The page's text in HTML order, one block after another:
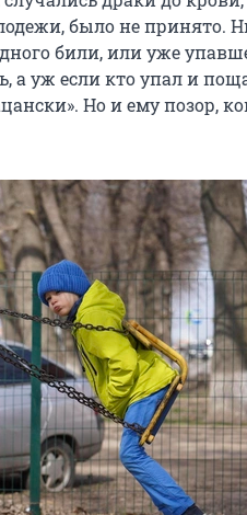
было не принято.
били, или уже
а уж если кто упал и
Но и ему позор,